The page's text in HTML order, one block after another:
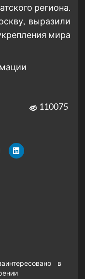
региона.
выразили
мира
110075
в